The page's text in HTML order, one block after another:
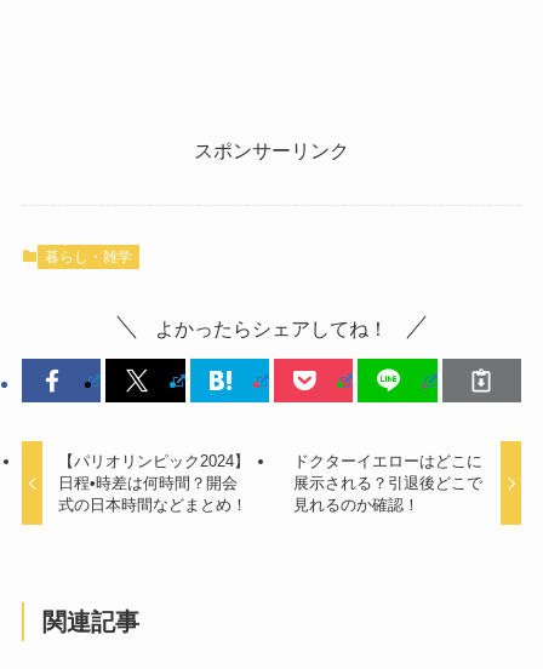
スポンサーリンク
暮らし・雑学
よかったらシェアしてね！
【パリオリンピック2024】
日程•時差は何時間？開会
式の日本時間などまとめ！
ドクターイエローはどこに
展示される？引退後どこで
見れるのか確認！
関連記事